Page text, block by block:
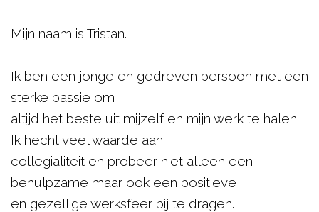
Mijn naam is Tristan.
Ik ben een jonge en gedreven persoon met een
sterke passie om
altijd het beste uit mijzelf en mijn werk te halen.
Ik hecht veel waarde aan
collegialiteit en probeer niet alleen een
behulpzame,maar ook een positieve
en gezellige werksfeer bij te dragen.